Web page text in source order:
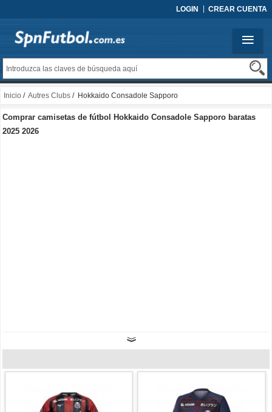
LOGIN CREAR CUENTA
Inicio / Autres Clubs / Hokkaido Consadole Sapporo
Comprar camisetas de fútbol Hokkaido Consadole Sapporo baratas
2025 2026